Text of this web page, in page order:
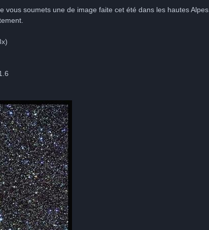
soumets une de image faite cet été dans les hautes Alpes.